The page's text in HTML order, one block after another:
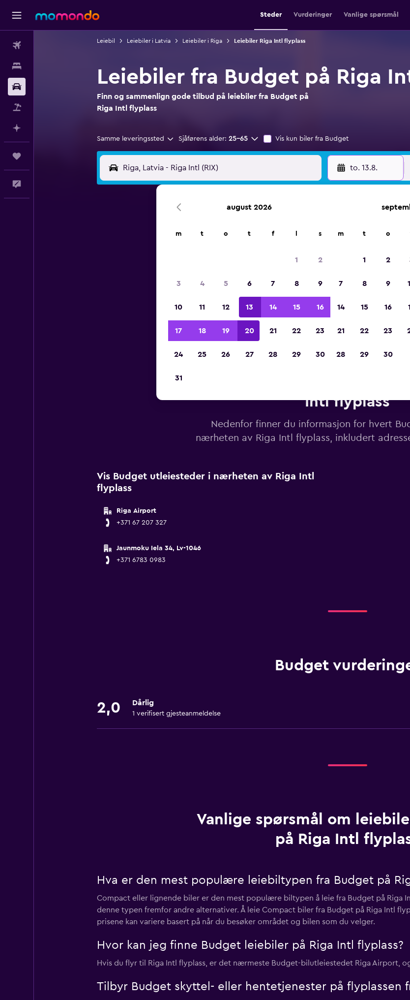
Steder Vurderinger Vanlige spørsmål
Leiebil Leiebiler i Latvia Leiebiler i Riga Leiebiler Riga Intl flyplass
Leiebiler fra Budget på Riga
Finn og sammenlign gode tilbud på leiebiler fra Budget på
Riga Intl flyplass
Samme leveringssted Sjåførens alder: 25–65 Vis kun biler fra Budget
to. 13.8.
2023
Intl flyplass
Nedenfor finner du informasjon for hvert
nærheten av Riga Intl flyplass, inkludert
Vis Budget utleiesteder i nærheten av Riga Intl
flyplass
Riga Airport
+371 67 207 327
Jaunmoku Iela 34, Lv-1046
+371 6783 0983
Budget
2,0 Dårlig
1 verifisert gjesteanmeldelse
Vanlige spørsmål om
på Riga Intl
Hva er den mest populære leiebiltypen fra Budget på
Compact eller lignende biler er den mest populære biltypen å leie fra Budget på Riga
denne typen fremfor andre alternativer. Å leie Compact biler fra Budget på Riga Intl
prisene kan variere basert på når du besøker området og bilen som du velger.
Hvor kan jeg finne Budget leiebiler på Riga Intl flyplass?
Hvis du flyr til Riga Intl flyplass, er det nærmeste Budget-bilutleiestedet Riga Airport, og
Tilbyr Budget skyttel- eller hentetjenester på flyplassen
august 2026
m t o t f s
1 2
3 4 5 6 7 8 9
10 11 12 13 14 15 16
17 18 19 20 21 22 23
24 25 26 27 28 29 30
31
m t o
1 2
7 8 9
14 15 16
21 22 23
28 29 30